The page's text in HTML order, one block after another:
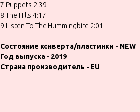
7 Puppets 2:39
8 The Hills 4:17
9 Listen To The Hummingbird 2:01
Состояние конверта/пластинки - NEW
Год выпуска - 2019
Страна производитель - ЕU